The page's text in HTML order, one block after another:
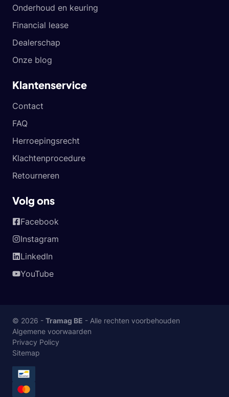
Onderhoud en keuring
Financial lease
Dealerschap
Onze blog
Klantenservice
Contact
FAQ
Herroepingsrecht
Klachtenprocedure
Retourneren
Volg ons
Facebook
Instagram
LinkedIn
YouTube
© 2026 - Tramag BE - Alle rechten voorbehouden
Algemene voorwaarden
Privacy Policy
Sitemap